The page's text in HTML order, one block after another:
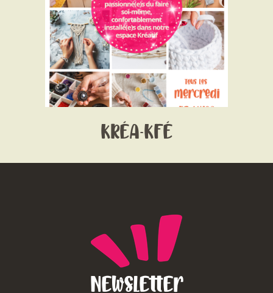
CONTACT
Vendredis après -midi ( sauf vacances)
Price:GRATUIT
KRÉA-KFÉ
Newsletter